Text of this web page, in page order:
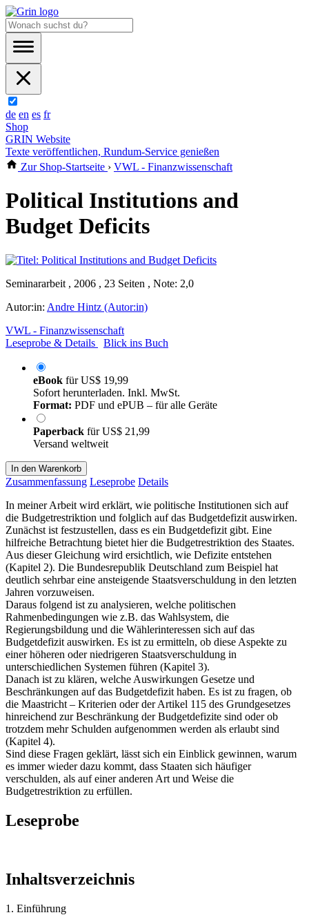
de en es fr
Shop
GRIN Website
Texte veröffentlichen, Rundum-Service genießen
Zur Shop-Startseite › VWL - Finanzwissenschaft
Political Institutions and
Budget Deficits
Seminararbeit , 2006 , 23 Seiten , Note: 2,0
Autor:in: Andre Hintz (Autor:in)
VWL - Finanzwissenschaft
Leseprobe & Details
Blick ins Buch
eBook fürUS$ 19,99
Sofort herunterladen. Inkl. MwSt.
Format: PDF und ePUB – für alle Geräte
Paperback fürUS$ 21,99
Versand weltweit
In den Warenkorb
Zusammenfassung Leseprobe Details
In meiner Arbeit wird erklärt, wie politische Institutionen sich auf
die Budgetrestriktion und folglich auf das Budgetdefizit auswirken.
Zunächst ist festzustellen, dass es ein Budgetdefizit gibt. Eine
hilfreiche Betrachtung bietet hier die Budgetrestriktion des Staates.
Aus dieser Gleichung wird ersichtlich, wie Defizite entstehen
(Kapitel 2). Die Bundesrepublik Deutschland zum Beispiel hat
deutlich sehrbar eine ansteigende Staatsverschuldung in den letzten
Jahren vorzuweisen.
Daraus folgend ist zu analysieren, welche politischen
Rahmenbedingungen wie z.B. das Wahlsystem, die
Regierungsbildung und die Wählerinteressen sich auf das
Budgetdefizit auswirken. Es ist zu ermitteln, ob diese Aspekte zu
einer höheren oder niedrigeren Staatsverschuldung in
unterschiedlichen Systemen führen (Kapitel 3).
Danach ist zu klären, welche Auswirkungen Gesetze und
Beschränkungen auf das Budgetdefizit haben. Es ist zu fragen, ob
die Maastricht – Kriterien oder der Artikel 115 des Grundgesetzes
hinreichend zur Beschränkung der Budgetdefizite sind oder ob
trotzdem mehr Schulden aufgenommen werden als erlaubt sind
(Kapitel 4).
Sind diese Fragen geklärt, lässt sich ein Einblick gewinnen, warum
es immer wieder dazu kommt, dass Staaten sich häufiger
verschulden, als auf einer anderen Art und Weise die
Budgetrestriktion zu erfüllen.
Leseprobe
Inhaltsverzeichnis
1. Einführung